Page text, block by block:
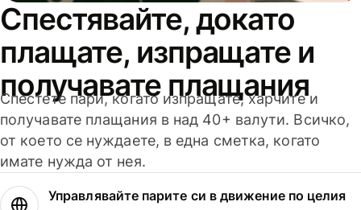
Спестявайте, докато
плащате, изпращате и
получавате плащания
Спестете пари, когато изпращате, харчите и
получавате плащания в над 40+ валути. Всичко,
от което се нуждаете, в една сметка, когато
имате нужда от нея.
Управлявайте парите си в движение по целия